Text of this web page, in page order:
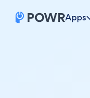
Apps